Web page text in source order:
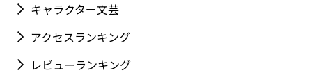
キャラクター文芸
アクセスランキング
レビューランキング